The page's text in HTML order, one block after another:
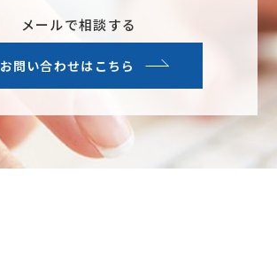
メールで相談する
お問い合わせはこちら